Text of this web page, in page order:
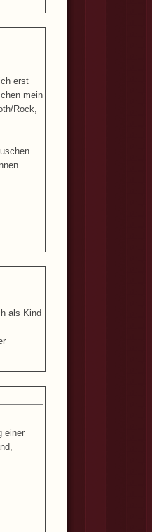
erst
mein
Rock,
als Kind
einer